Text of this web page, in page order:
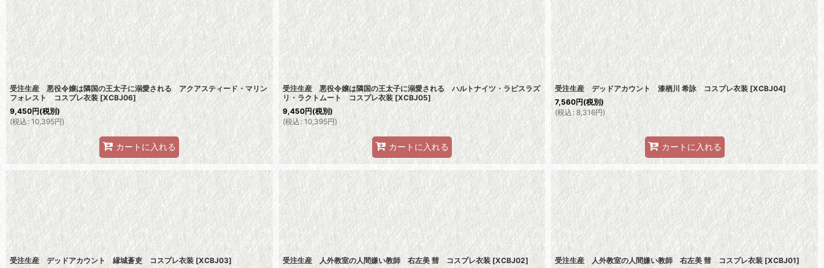
受注生産 悪役令嬢は隣国の王太子に溺愛される アクアスティード・マリン
フォレスト コスプレ衣装 [XCBJ06]
9,450円(税別)
(税込 : 10,395円)
カートに入れる
受注生産 悪役令嬢は隣国の王太子に溺愛される ハルトナイツ・ラピスラズ
リ・ラクトムート コスプレ衣装 [XCBJ05]
9,450円(税別)
(税込: 10,395円)
カートに入れる
受注生産 デッドアカウント 漆栖川 希詠 コスプレ衣装 [XCBJ04]
7,560円(税別)
(税込: 8,316円)
カートに入れる
受注生産 デッドアカウント 縁城蒼吏 コスプレ衣装 [XCBJ03]
受注生産 人外教室の人間嫌い教師 右左美 彗 コスプレ衣装 [XCBJ02]
受注生産 人外教室の人間嫌い教師 右左美 彗 コスプレ衣装 [XCBJ01]